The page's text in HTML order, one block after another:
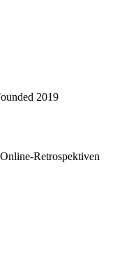
2019
Retrospektiven